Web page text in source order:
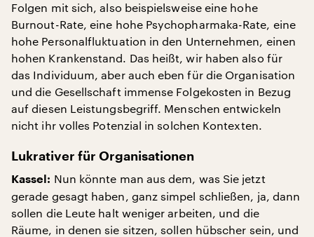
Folgen mit sich, also beispielsweise eine hohe
Burnout-Rate, eine hohe Psychopharmaka-Rate, eine
hohe Personalfluktuation in den Unternehmen, einen
hohen Krankenstand. Das heißt, wir haben also für
das Individuum, aber auch eben für die Organisation
und die Gesellschaft immense Folgekosten in Bezug
auf diesen Leistungsbegriff. Menschen entwickeln
nicht ihr volles Potenzial in solchen Kontexten.
Lukrativer für Organisationen
Kassel: Nun könnte man aus dem, was Sie jetzt
gerade gesagt haben, ganz simpel schließen, ja, dann
sollen die Leute halt weniger arbeiten, und die
Räume, in denen sie sitzen, sollen hübscher sein, und